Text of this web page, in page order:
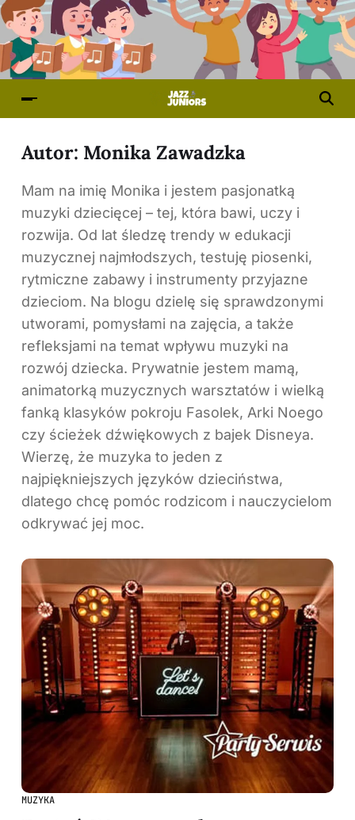
Autor: Monika Zawadzka
Mam na imię Monika i jestem pasjonatką
muzyki dziecięcej – tej, która bawi, uczy i
rozwija. Od lat śledzę trendy w edukacji
muzycznej najmłodszych, testuję piosenki,
rytmiczne zabawy i instrumenty przyjazne
dzieciom. Na blogu dzielę się sprawdzonymi
utworami, pomysłami na zajęcia, a także
refleksjami na temat wpływu muzyki na
rozwój dziecka. Prywatnie jestem mamą,
animatorką muzycznych warsztatów i wielką
fanką klasyków pokroju Fasolek, Arki Noego
czy ścieżek dźwiękowych z bajek Disneya.
Wierzę, że muzyka to jeden z
najpiękniejszych języków dzieciństwa,
dlatego chcę pomóc rodzicom i nauczycielom
odkrywać jej moc.
MUZYKA